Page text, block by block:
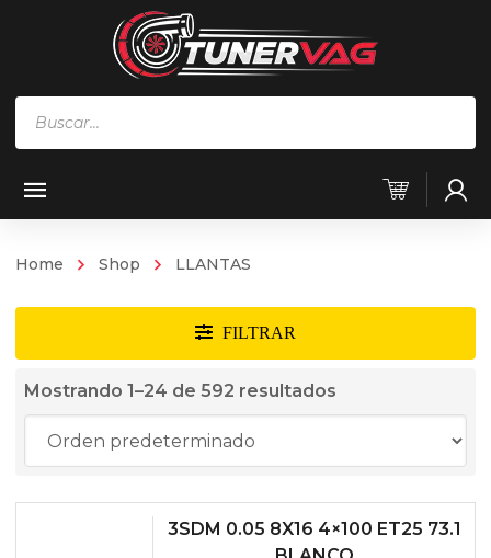
Home Shop LLANTAS
Mostrando 1–24 de 592 resultados
3SDM 0.05 8X16 4×100 ET25 73.1